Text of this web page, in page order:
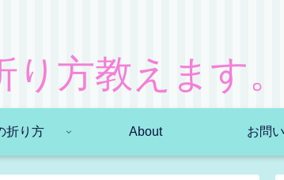
り方教えます。
折り方 About お問